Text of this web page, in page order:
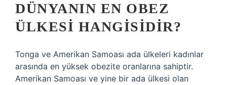
DÜNYANIN EN OBEZ
ÜLKESI HANGISIDIR?
Tonga ve Amerikan Samoası ada ülkeleri kadınlar
arasında en yüksek obezite oranlarına sahiptir.
Amerikan Samoası ve yine bir ada ülkesi olan